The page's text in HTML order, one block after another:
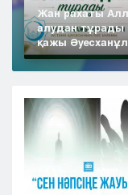
Жан рахаты
алудан тұрады
қажы